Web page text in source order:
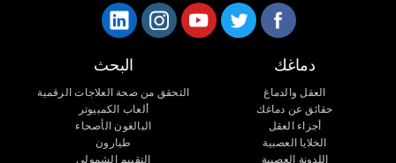
دماغك
العقل والدماغ
حقائق عن دماغك
أجزاء العقل
الخلايا العصبية
اللدونة العصبية
البحث
التحقق من صحة العلاجات الرقمية
ألعاب الكمبيوتر
البالغون الأصحاء
طيارون
التقييم الشمولي